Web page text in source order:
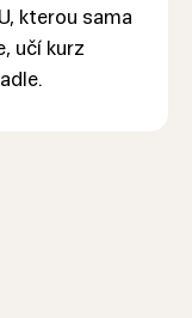
kterou sama
učí kurz